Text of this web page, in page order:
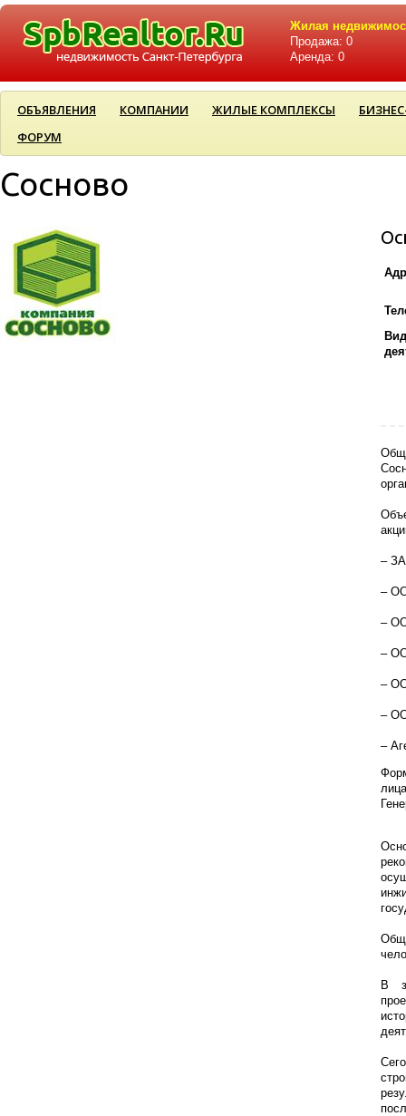
Жилая
Продажа: 0
Аренда: 0
ОБЪЯВЛЕНИЯ КОМПАНИИ ЖИЛЫЕ КОМПЛЕКСЫ
ФОРУМ
Сосново
–
–
–
–
–
–
–
В